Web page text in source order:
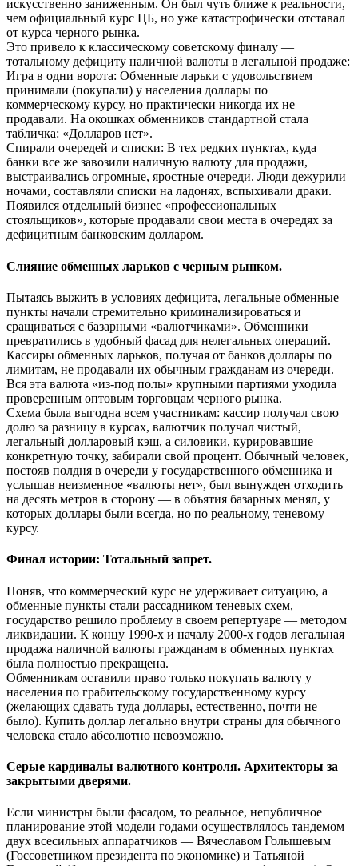
искусственно заниженным. Он был чуть ближе к реальности,
чем официальный курс ЦБ, но уже катастрофически отставал
от курса черного рынка.
Это привело к классическому советскому финалу —
тотальному дефициту наличной валюты в легальной продаже:
Игра в одни ворота: Обменные ларьки с удовольствием
принимали (покупали) у населения доллары по
коммерческому курсу, но практически никогда их не
продавали. На окошках обменников стандартной стала
табличка: «Долларов нет».
Спирали очередей и списки: В тех редких пунктах, куда
банки все же завозили наличную валюту для продажи,
выстраивались огромные, яростные очереди. Люди дежурили
ночами, составляли списки на ладонях, вспыхивали драки.
Появился отдельный бизнес «профессиональных
стояльщиков», которые продавали свои места в очередях за
дефицитным банковским долларом.
Слияние обменных ларьков с черным рынком.
Пытаясь выжить в условиях дефицита, легальные обменные
пункты начали стремительно криминализироваться и
сращиваться с базарными «валютчиками». Обменники
превратились в удобный фасад для нелегальных операций.
Кассиры обменных ларьков, получая от банков доллары по
лимитам, не продавали их обычным гражданам из очереди.
Вся эта валюта «из-под полы» крупными партиями уходила
проверенным оптовым торговцам черного рынка.
Схема была выгодна всем участникам: кассир получал свою
долю за разницу в курсах, валютчик получал чистый,
легальный долларовый кэш, а силовики, курировавшие
конкретную точку, забирали свой процент. Обычный человек,
постояв полдня в очереди у государственного обменника и
услышав неизменное «валюты нет», был вынужден отходить
на десять метров в сторону — в объятия базарных менял, у
которых доллары были всегда, но по реальному, теневому
курсу.
Финал истории: Тотальный запрет.
Поняв, что коммерческий курс не удерживает ситуацию, а
обменные пункты стали рассадником теневых схем,
государство решило проблему в своем репертуаре — методом
ликвидации. К концу 1990-х и началу 2000-х годов легальная
продажа наличной валюты гражданам в обменных пунктах
была полностью прекращена.
Обменникам оставили право только покупать валюту у
населения по грабительскому государственному курсу
(желающих сдавать туда доллары, естественно, почти не
было). Купить доллар легально внутри страны для обычного
человека стало абсолютно невозможно.
Серые кардиналы валютного контроля. Архитекторы за
закрытыми дверями.
Если министры были фасадом, то реальное, непубличное
планирование этой модели годами осуществлялось тандемом
двух всесильных аппаратчиков — Вячеславом Голышевым
(Госсоветником президента по экономике) и Татьяной